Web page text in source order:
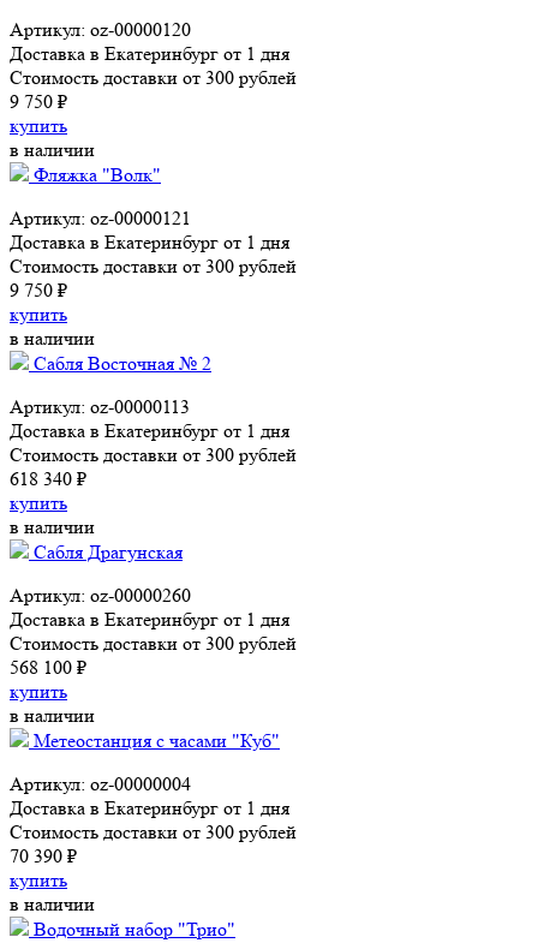
Артикул: oz-00000120
Доставка в Екатеринбург от 1 дня
Стоимость доставки от 300 рублей
9 750 ₽
купить
в наличии
Фляжка "Волк"
Артикул: oz-00000121
Доставка в Екатеринбург от 1 дня
Стоимость доставки от 300 рублей
9 750 ₽
купить
в наличии
Сабля Восточная № 2
Артикул: oz-00000113
Доставка в Екатеринбург от 1 дня
Стоимость доставки от 300 рублей
618 340 ₽
купить
в наличии
Сабля Драгунская
Артикул: oz-00000260
Доставка в Екатеринбург от 1 дня
Стоимость доставки от 300 рублей
568 100 ₽
купить
в наличии
Метеостанция с часами "Куб"
Артикул: oz-00000004
Доставка в Екатеринбург от 1 дня
Стоимость доставки от 300 рублей
70 390 ₽
купить
в наличии
Водочный набор "Трио"